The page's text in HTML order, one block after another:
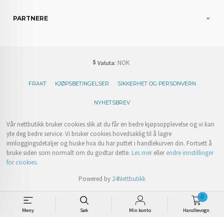
Meny Søk Min konto Handlevogn
0
PARTNERE
Valuta: NOK
FRAKT KJØPSBETINGELSER SIKKERHET OG PERSONVERN
NYHETSBREV
Vår nettbutikk bruker cookies slik at du får en bedre kjøpsopplevelse og vi kan
yte deg bedre service. Vi bruker cookies hovedsaklig til å lagre
innloggingsdetaljer og huske hva du har puttet i handlekurven din. Fortsett å
bruke siden som normalt om du godtar dette. Les merellerendre innstillinger
for cookies.
Powered by 24Nettbutikk